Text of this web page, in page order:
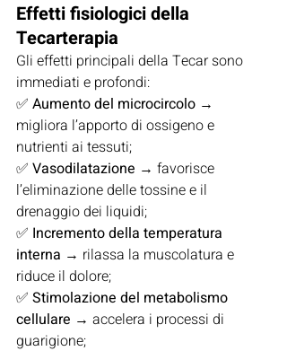
Effetti fisiologici della
Tecarterapia
Gli effetti principali della Tecar sono
immediati e profondi:
✅ Aumento del microcircolo →
migliora l’apporto di ossigeno e
nutrienti ai tessuti;
✅ Vasodilatazione → favorisce
l’eliminazione delle tossine e il
drenaggio dei liquidi;
✅ Incremento della temperatura
interna → rilassa la muscolatura e
riduce il dolore;
✅ Stimolazione del metabolismo
cellulare → accelera i processi di
guarigione;